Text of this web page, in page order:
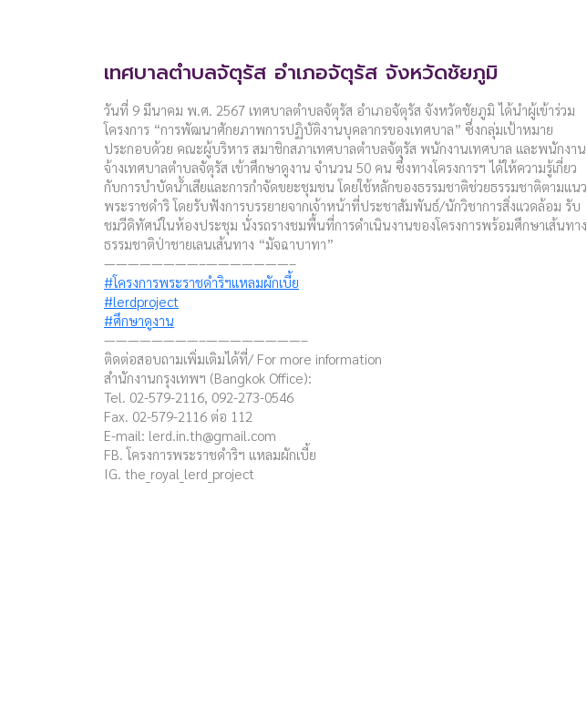
เทศบาลตำบลจัตุรัส อำเภอจัตุรัส จังหวัดชัยภูมิ
วันที่ 9 มีนาคม พ.ศ. 2567 เทศบาลตำบลจัตุรัส อำเภอจัตุรัส จังหวัดชัยภูมิ ได้นำผู้เข้าร่วม
โครงการ “การพัฒนาศักยภาพการปฏิบัติงานบุคลากรของเทศบาล” ซึ่งกลุ่มเป้าหมาย
ประกอบด้วย คณะผู้บริหาร สมาชิกสภาเทศบาลตำบลจัตุรัส พนักงานเทศบาล และพนักงาน
จ้างเทศบาลตำบลจัตุรัส เข้าศึกษาดูงาน จำนวน 50 คน ซึ่งทางโครงการฯ ได้ให้ความรู้เกี่ยว
กับการบำบัดน้ำเสียและการกำจัดขยะชุมชน โดยใช้หลักของธรรมชาติช่วยธรรมชาติตามแนว
พระราชดำริ โดยรับฟังการบรรยายจากเจ้าหน้าที่ประชาสัมพันธ์/นักวิชาการสิ่งแวดล้อม รับ
ชมวีดิทัศน์ในห้องประชุม นั่งรถรางชมพื้นที่การดำเนินงานของโครงการพร้อมศึกษาเส้นทาง
ธรรมชาติป่าชายเลนเส้นทาง “มัจฉาบาทา”
————————–———————–
#โครงการพระราชดำริฯแหลมผักเบี้ย
#lerdproject
#ศึกษาดูงาน
————————–————————–
ติดต่อสอบถามเพิ่มเติมได้ที่/ For more information
สำนักงานกรุงเทพฯ (Bangkok Office):
Tel. 02-579-2116, 092-273-0546
Fax. 02-579-2116 ต่อ 112
E-mail: lerd.in.th@gmail.com
FB. โครงการพระราชดำริฯ แหลมผักเบี้ย
IG. the_royal_lerd_project